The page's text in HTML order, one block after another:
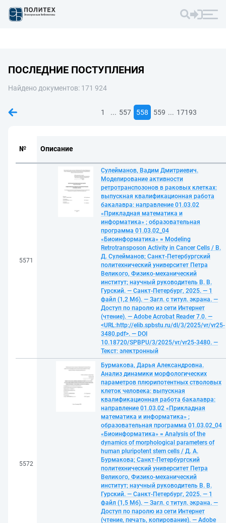
ПОСЛЕДНИЕ ПОСТУПЛЕНИЯ
Найдено документов: 171 924
1 ... 557 558 559 ... 17193
№ Описание
5571
Сулейманов, Вадим Дмитриевич.
Моделирование активности
ретротранспозонов в раковых клетках:
выпускная квалификационная работа
бакалавра: направление 01.03.02
«Прикладная математика и
информатика» ; образовательная
программа 01.03.02_04
«Биоинформатика» = Modeling
Retrotransposon Activity in Cancer Cells / В.
Д. Сулейманов; Санкт-Петербургский
политехнический университет Петра
Великого, Физико-механический
институт; научный руководитель В. В.
Гурский. — Санкт-Петербург, 2025. — 1
файл (1,2 Мб). — Загл. с титул. экрана. —
Доступ по паролю из сети Интернет
(чтение). — Adobe Acrobat Reader 7.0. —
<URL:http://elib.spbstu.ru/dl/3/2025/vr/vr25-
3480.pdf>. — DOI
10.18720/SPBPU/3/2025/vr/vr25-3480. —
Текст: электронный
5572
Бурмакова, Дарья Александровна.
Анализ динамики морфологических
параметров плюрипотентных стволовых
клеток человека: выпускная
квалификационная работа бакалавра:
направление 01.03.02 «Прикладная
математика и информатика» ;
образовательная программа 01.03.02_04
«Биоинформатика» = Analysis of the
dynamics of morphological parameters of
human pluripotent stem cells / Д. А.
Бурмакова; Санкт-Петербургский
политехнический университет Петра
Великого, Физико-механический
институт; научный руководитель В. В.
Гурский. — Санкт-Петербург, 2025. — 1
файл (1,5 Мб). — Загл. с титул. экрана. —
Доступ по паролю из сети Интернет
(чтение, печать, копирование). — Adobe